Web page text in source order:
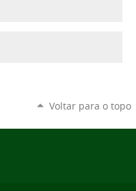
Voltar para o topo